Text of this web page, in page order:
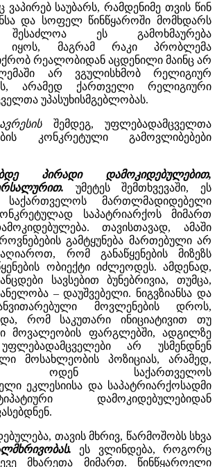
ვაპირებ საუბარს, რამდენიმე თვის წინ
და სოფელ წინწყაროში მომხდარს
შესაძლოა ეს გამოხმაურება
იყოს, მაგრამ რაკი პრობლემა
რეალობიდან აცდენილი მაინც არ
არ ვგულისხმობ რელიგიურ
არამედ ქართველი რელიგიური
უპასუხისმგებლობას.
შემდეგ, უფლებადამცველთა
კონკრეტული გამოვლიბებები
პირადი დამოკიდებულებით,
უმეტეს შემთხვევაში, ეს
საქართველოს მართლმადიდებელი
საპატრიარქოს მიმართ
თავისთავად, ამაში
გამტყუნება მართებული არ
რომ განაწყენების მიზეზს
ობიექტი იძლეოდეს. ამდენად,
სავსებით ბუნებრივია, თუმცა,
– დაუშვებელი. ნიგვზიანსა და
მოვლენების დროს,
რომ საკუთარი ინიციატივით თუ
მოვალეობის ფარგლებში, ადგილზე
არ უსმენდნენ
მოსახლეობის პოზიციას, არამედ,
ოდენ საქართველოს
ეკლესიისა და საპატრიარქოსადმი
დამოკიდებულებიდან
თავის მხრივ, წარმოშობს სხვა
ეს ვლინდება, როგორც
მხარეთა მიმართ. წინწყაროელი